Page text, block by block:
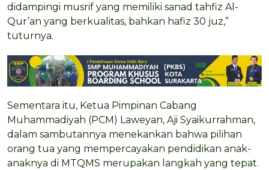
didampingi musrif yang memiliki sanad tahfiz Al-
Qur’an yang berkualitas, bahkan hafiz 30 juz,”
tuturnya.
Sementara itu, Ketua Pimpinan Cabang
Muhammadiyah (PCM) Laweyan, Aji Syaikurrahman,
dalam sambutannya menekankan bahwa pilihan
orang tua yang mempercayakan pendidikan anak-
anaknya di MTQMS merupakan langkah yang tepat.